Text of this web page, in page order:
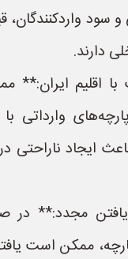
سود
دارند.
اقلیم
وارداتی
ایجاد
مجدد:** در
ممکن است